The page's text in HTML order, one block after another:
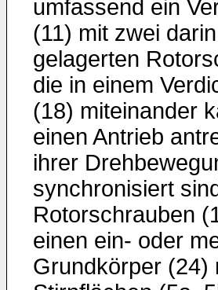
umfassend ein
(11) mit zwei
gelagerten
die in einem
(18) miteinander
einen Antrieb
ihrer
synchronisiert
Rotorschrauben
einen ein- oder
Grundkörper (24)